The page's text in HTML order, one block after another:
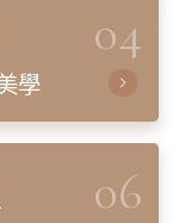
04
學
06